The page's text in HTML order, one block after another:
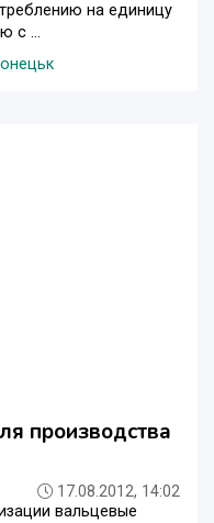
на единицу
с ...
производства
17.08.2012, 14:02
вальцевые